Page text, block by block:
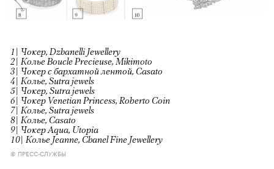
1| Чокер, Dzhanelli Jewellery
2| Колье Boucle Precieuse, Mikimoto
3| Чокер с бархатной лентой, Сasato
4| Колье, Sutra jewels
5| Чокер, Sutra jewels
6| Чокер Venetian Princess, Roberto Coin
7| Колье, Sutra jewels
8| Колье, Сasato
9| Чокер Aqua, Utopia
10| Колье Jeanne, Chanel Fine Jewellery
© ПРЕСС-СЛУЖБЫ